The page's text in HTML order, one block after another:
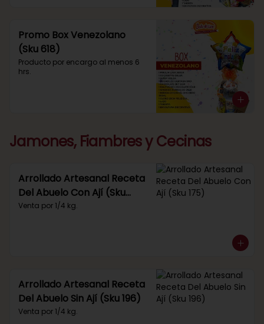
Promo Box Venezolano
(Sku 618)
Producto por encargo al menos 6
hrs.
Jamones, Fiambres y Cecinas
Arrollado Artesanal Receta
Del Abuelo Con Ají (Sku
175)
Venta por 1/4 kg.
Arrollado Artesanal Receta
Del Abuelo Sin Ají (Sku 196)
Venta por 1/4 kg.